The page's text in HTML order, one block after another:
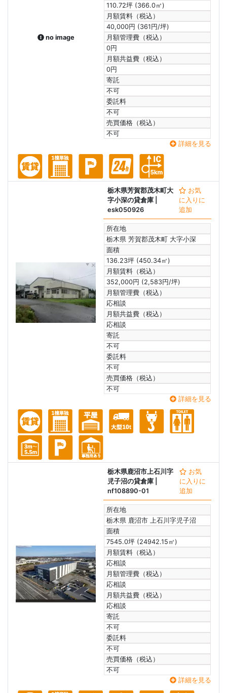
no image
110.72坪 (366.0㎡)
月額賃料（税込）
40,000円 (361円/坪)
月額管理費（税込）
0円
月額共益費（税込）
0円
寄託
不可
委託料
不可
売買価格（税込）
不可
詳細を見る
栃木県芳賀郡茂木町大
字小深の貸倉庫
esk050926
お気
に入りに
追加
所在地
栃木県 芳賀郡茂木町 大字小深
面積
136.23坪 (450.34㎡)
月額賃料（税込）
352,000円 (2,583円/坪)
月額管理費（税込）
応相談
月額共益費（税込）
応相談
寄託
不可
委託料
不可
売買価格（税込）
不可
詳細を見る
栃木県鹿沼市上石川字
児子沼の貸倉庫
nf108890-01
お気
に入りに
追加
所在地
栃木県 鹿沼市 上石川字児子沼
面積
7545.0坪 (24942.15㎡)
月額賃料（税込）
応相談
月額管理費（税込）
応相談
月額共益費（税込）
応相談
寄託
不可
委託料
不可
売買価格（税込）
不可
詳細を見る